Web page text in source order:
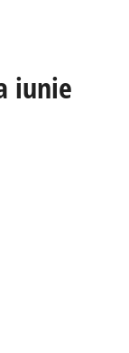
iunie